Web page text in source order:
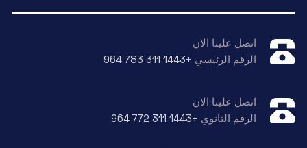
اتصل علينا الان
الرقم الرئيسي +964 783 311 1443
اتصل علينا الان
الرقم الثانوي +964 772 311 1443